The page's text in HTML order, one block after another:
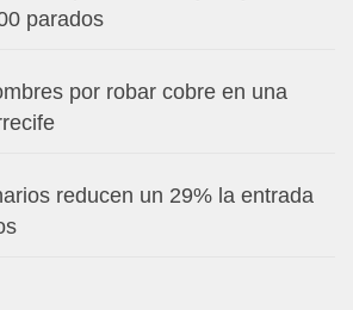
parados
por robar cobre en una
reducen un 29% la entrada